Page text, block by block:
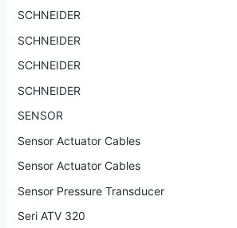
SCHNEIDER
SCHNEIDER
SCHNEIDER
SCHNEIDER
SENSOR
Sensor Actuator Cables
Sensor Actuator Cables
Sensor Pressure Transducer
Seri ATV 320